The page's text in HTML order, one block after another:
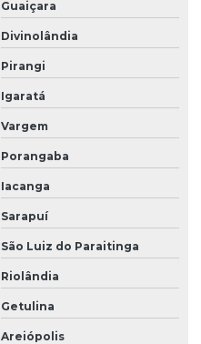
Guaiçara
Divinolândia
Pirangi
Igaratá
Vargem
Porangaba
Iacanga
Sarapuí
São Luiz do Paraitinga
Riolândia
Getulina
Areiópolis